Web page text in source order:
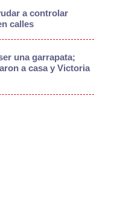
a controlar
calles
una garrapata;
a casa y Victoria